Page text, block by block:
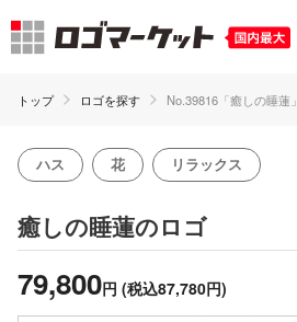
トップ ロゴを探す No.39816「癒しの睡蓮」
ハス 花 リラックス
癒しの睡蓮のロゴ
79,800円 (税込87,780円)